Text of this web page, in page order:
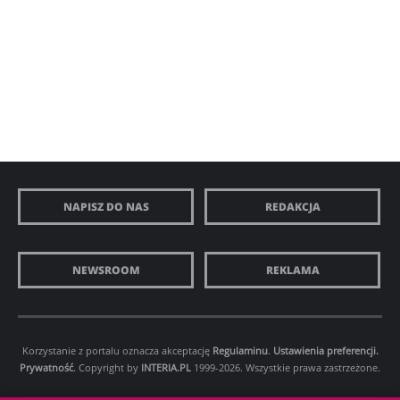
NAPISZ DO NAS REDAKCJA
NEWSROOM REKLAMA
Korzystanie z portalu oznacza akceptację Regulaminu. Ustawienia preferencji.
Prywatność. Copyright by INTERIA.PL 1999-2026. Wszystkie prawa zastrzeżone.